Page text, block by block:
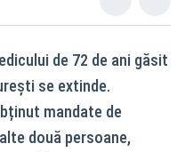
de 72 de ani găsit
se extinde.
mandate de
două persoane,